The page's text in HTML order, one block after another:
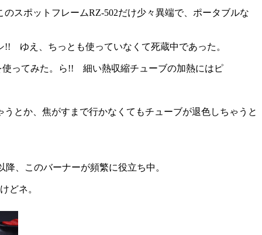
スポットフレームRZ-502だけ少々異端で、ポータブルな
ゆえ、ちっとも使っていなくて死蔵中であった。
ってみた。ら!! 細い熱収縮チューブの加熱にはピ
とか、焦がすまで行かなくてもチューブが退色しちゃうと
、このバーナーが頻繁に役立ち中。
どネ。